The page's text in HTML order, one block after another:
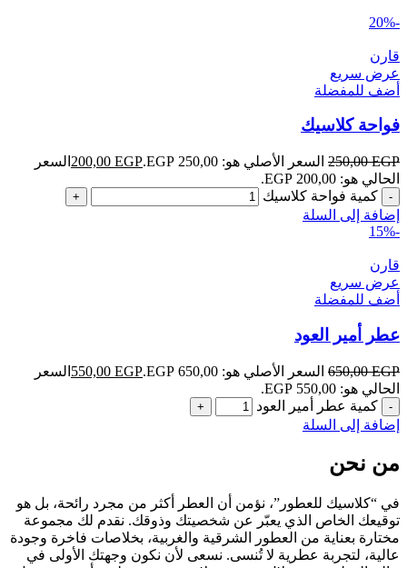
-20%
قارن
عرض سريع
أضف للمفضلة
فواحة كلاسيك
250,00EGP السعر الأصلي هو: 250,00 EGP. 200,00 EGP
السعر
الحالي هو: 200,00 EGP.
كمية فواحة كلاسيك
إضافة إلى السلة
-15%
قارن
عرض سريع
أضف للمفضلة
عطر أمير العود
650,00EGP السعر الأصلي هو: 650,00 EGP. 550,00 EGP
السعر
الحالي هو: 550,00 EGP.
كمية عطر أمير العود
إضافة إلى السلة
من نحن
في “كلاسيك للعطور”، نؤمن أن العطر أكثر من مجرد رائحة، بل هو
توقيعك الخاص الذي يعبّر عن شخصيتك وذوقك. نقدم لك مجموعة
مختارة بعناية من العطور الشرقية والغربية، بخلاصات فاخرة وجودة
عالية، لتجربة عطرية لا تُنسى. نسعى لأن نكون وجهتك الأولى في